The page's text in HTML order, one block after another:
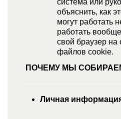
объяснить, как
могут работать
работать
свой браузер на
файлов cookie.
ПОЧЕМУ МЫ
Личная